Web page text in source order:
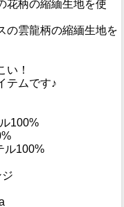
花柄の縮緬生地を使
の雲龍柄の縮緬生地を
い！
テムです♪
100%
ル100%